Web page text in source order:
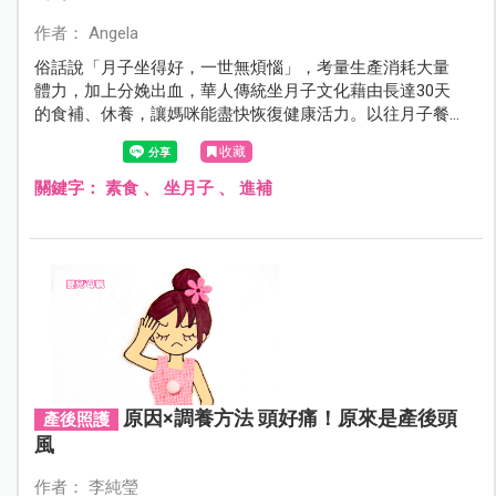
作者： Angela
俗話說「月子坐得好，一世無煩惱」，考量生產消耗大量
體力，加上分娩出血，華人傳統坐月子文化藉由長達30天
的食補、休養，讓媽咪能盡快恢復健康活力。以往月子餐
多強調動物性蛋白質攝取，究竟素食媽咪該如何進補，才
能營養均衡不漏接？有請專家示範解答。
收藏
關鍵字： 素食、 坐月子、 進補
產後照護
原因×調養方法 頭好痛！原來是產後頭
風
作者： 李純瑩